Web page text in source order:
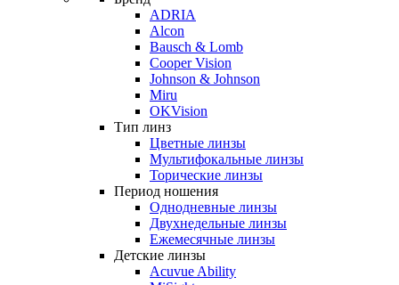
ADRIA
Alcon
Bausch & Lomb
Cooper Vision
Johnson & Johnson
Miru
OKVision
Тип линз
Цветные линзы
Мультифокальные линзы
Торические линзы
Период ношения
Однодневные линзы
Двухнедельные линзы
Ежемесячные линзы
Детские линзы
Acuvue Ability